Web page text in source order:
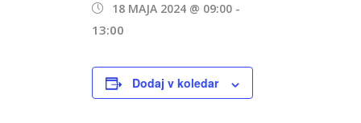
18 MAJA 2024 @ 09:00 -
13:00
Dodaj v koledar